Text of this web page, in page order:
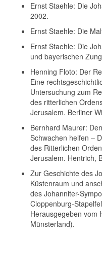
Ernst Staehle: Die
2002.
Ernst Staehle: Die
Ernst Staehle: Die
und bayerischen
Henning Floto: Der
Eine
Untersuchung zum
des ritterlichen
Jerusalem. Berliner
Bernhard Maurer:
Schwachen helfen –
des Ritterlichen
Jerusalem. Hentrich,
Zur Geschichte des
Küstenraum und
des Johanniter-
Cloppenburg-
Herausgegeben vom
Münsterland).